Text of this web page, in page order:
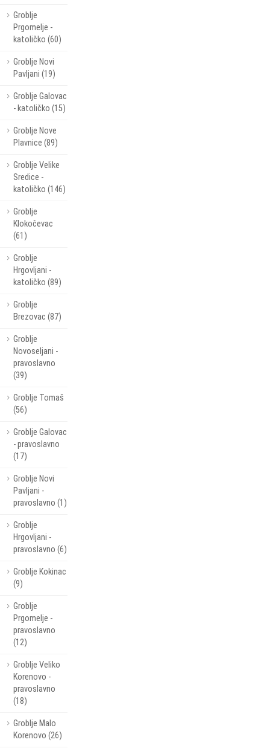
Groblje
Prgomelje -
katoličko (60)
Groblje Novi
Pavljani (19)
Groblje Galovac
- katoličko (15)
Groblje Nove
Plavnice (89)
Groblje Velike
Sredice -
katoličko (146)
Groblje
Klokočevac
(61)
Groblje
Hrgovljani -
katoličko (89)
Groblje
Brezovac (87)
Groblje
Novoseljani -
pravoslavno
(39)
Groblje Tomaš
(56)
Groblje Galovac
- pravoslavno
(17)
Groblje Novi
Pavljani -
pravoslavno (1)
Groblje
Hrgovljani -
pravoslavno (6)
Groblje Kokinac
(9)
Groblje
Prgomelje -
pravoslavno
(12)
Groblje Veliko
Korenovo -
pravoslavno
(18)
Groblje Malo
Korenovo (26)